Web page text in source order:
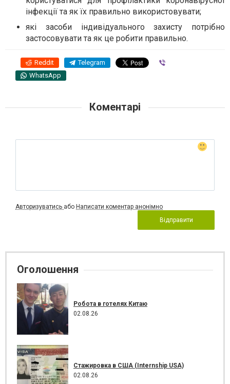
інфекції та як їх правильно використовувати;
які засоби індивідуального захисту потрібно
застосовувати та як це робити правильно.
Reddit Telegram
WhatsApp
Коментарі
Авторизуватись або Написати коментар анонімно
Відправити
Оголошення
Робота в готелях Китаю
02.08.26
Стажировка в США (Internship USA)
02.08.26